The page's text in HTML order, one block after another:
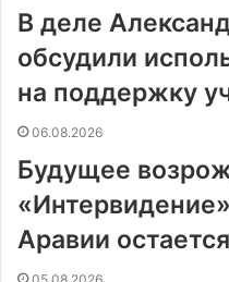
В деле
обсудили
на поддержку
06.08.2026
Будущее
Аравии